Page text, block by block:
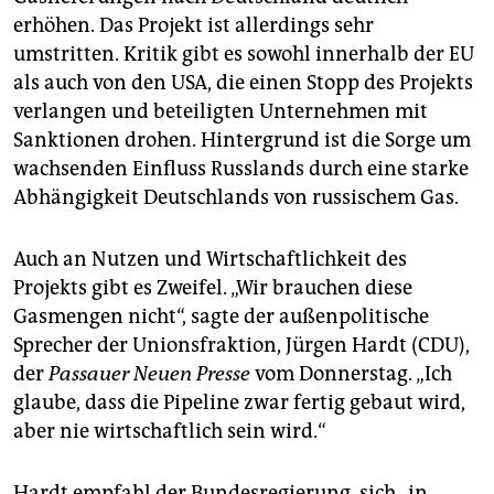
erhöhen. Das Projekt ist allerdings sehr
umstritten. Kritik gibt es sowohl innerhalb der EU
als auch von den USA, die einen Stopp des Projekts
verlangen und beteiligten Unternehmen mit
Sanktionen drohen. Hintergrund ist die Sorge um
wachsenden Einfluss Russlands durch eine starke
Abhängigkeit Deutschlands von russischem Gas.
Auch an Nutzen und Wirtschaftlichkeit des
Projekts gibt es Zweifel. „Wir brauchen diese
Gasmengen nicht“, sagte der außenpolitische
Sprecher der Unionsfraktion, Jürgen Hardt (CDU),
derPassauer Neuen Pressevom Donnerstag. „Ich
glaube, dass die Pipeline zwar fertig gebaut wird,
aber nie wirtschaftlich sein wird.“